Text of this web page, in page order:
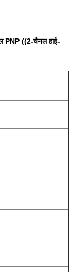
PNP ((2-चैनल हाई-